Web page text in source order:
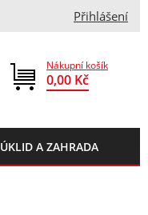
Přihlášení
Nákupní košík
0,00 Kč
ÚKLID A ZAHRADA